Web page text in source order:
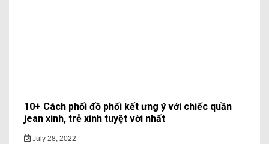
10+ Cách phối đồ phối kết ưng ý với chiếc quần
jean xinh, trẻ xinh tuyệt vời nhất
July 28, 2022